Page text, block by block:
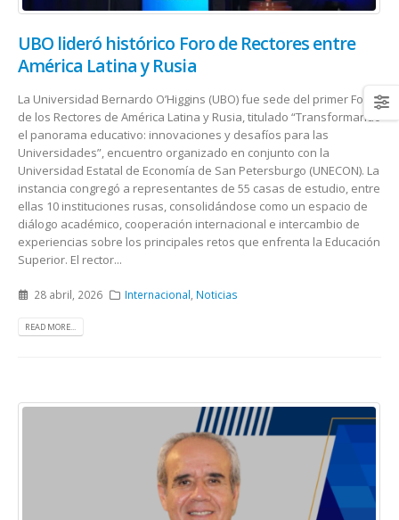
UBO lideró histórico Foro de Rectores entre
América Latina y Rusia
La Universidad Bernardo O’Higgins (UBO) fue sede del primer Foro
de los Rectores de América Latina y Rusia, titulado “Transformando
el panorama educativo: innovaciones y desafíos para las
Universidades”, encuentro organizado en conjunto con la
Universidad Estatal de Economía de San Petersburgo (UNECON). La
instancia congregó a representantes de 55 casas de estudio, entre
ellas 10 instituciones rusas, consolidándose como un espacio de
diálogo académico, cooperación internacional e intercambio de
experiencias sobre los principales retos que enfrenta la Educación
Superior. El rector...
28 abril, 2026 Internacional Noticias
READ MORE...